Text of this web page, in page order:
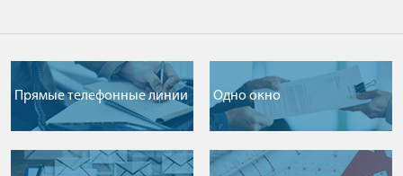
Прямые телефонные линии Одно окно